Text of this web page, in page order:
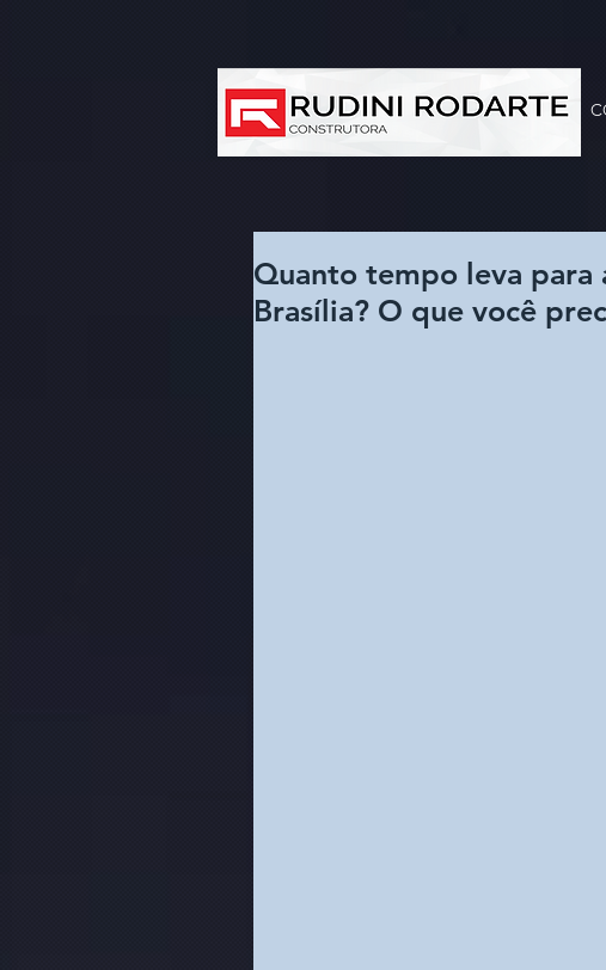
Quanto tempo leva
Brasília? O que você